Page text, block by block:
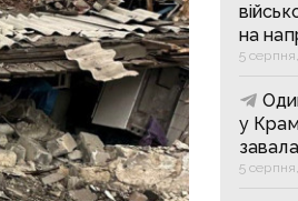
на
5
у
5 серпня,